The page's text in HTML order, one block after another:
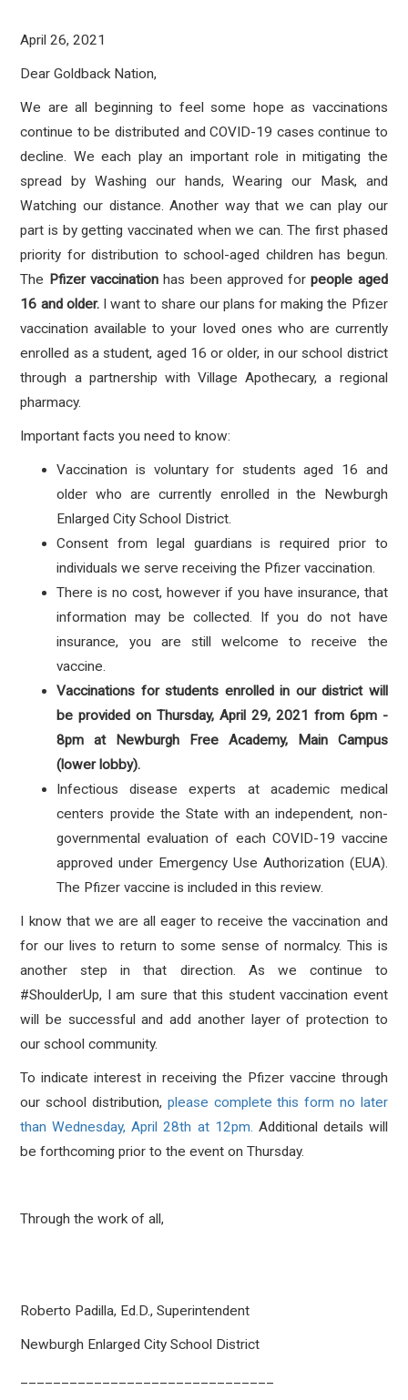
April 26, 2021
Dear Goldback Nation,
We are all beginning to feel some hope as vaccinations
continue to be distributed and COVID-19 cases continue to
decline. We each play an important role in mitigating the
spread by Washing our hands, Wearing our Mask, and
Watching our distance. Another way that we can play our
part is by getting vaccinated when we can. The first phased
priority for distribution to school-aged children has begun.
The Pfizer vaccinationhas been approved forpeople aged
16 and older. I want to share our plans for making the Pfizer
vaccination available to your loved ones who are currently
enrolled as a student, aged 16 or older, in our school district
through a partnership with Village Apothecary, a regional
pharmacy.
Important facts you need to know:
Vaccination is voluntary for students aged 16 and
older who are currently enrolled in the Newburgh
Enlarged City School District.
Consent from legal guardians is required prior to
individuals we serve receiving the Pfizer vaccination.
There is no cost, however if you have insurance, that
information may be collected. If you do not have
insurance, you are still welcome to receive the
vaccine.
Vaccinations for students enrolled in our district will
be provided on Thursday, April 29, 2021 from 6pm -
8pm at Newburgh Free Academy, Main Campus
(lower lobby).
Infectious disease experts at academic medical
centers provide the State with an independent, non-
governmental evaluation of each COVID-19 vaccine
approved under Emergency Use Authorization (EUA).
The Pfizer vaccine is included in this review.
I know that we are all eager to receive the vaccination and
for our lives to return to some sense of normalcy. This is
another step in that direction. As we continue to
#ShoulderUp, I am sure that this student vaccination event
will be successful and add another layer of protection to
our school community.
To indicate interest in receiving the Pfizer vaccine through
our school distribution, please complete this form no later
than Wednesday, April 28th at 12pm. Additional details will
be forthcoming prior to the event on Thursday.
Through the work of all,
Roberto Padilla, Ed.D., Superintendent
Newburgh Enlarged City School District